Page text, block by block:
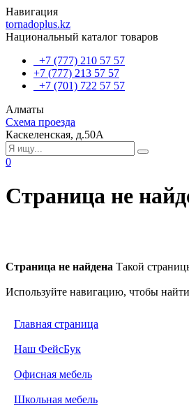
Навигация
tornadoplus.kz
Национальный каталог товаров
+7 (777) 210 57 57
+7 (777) 213 57 57
+7 (701) 722 57 57
Алматы
Схема проезда
Каскеленская, д.50А
0
Страница не
Страница не найдена Такой
Используйте навигацию, чтобы
Главная страница
Наш ФейсБук
Офисная мебель
Школьная мебель